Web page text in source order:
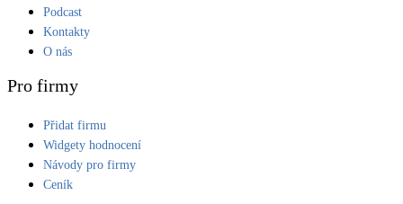
Podcast
Kontakty
O nás
Pro firmy
Přidat firmu
Widgety hodnocení
Návody pro firmy
Ceník